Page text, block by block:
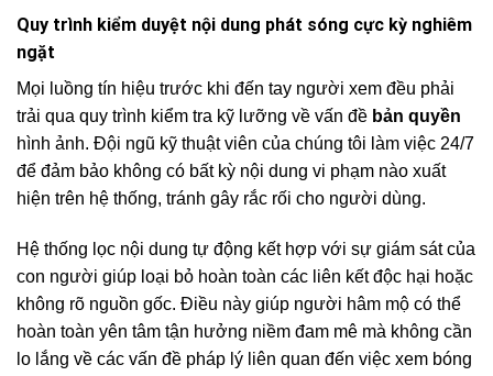
Quy trình kiểm duyệt nội dung phát sóng cực kỳ nghiêm
ngặt
Mọi luồng tín hiệu trước khi đến tay người xem đều phải
trải qua quy trình kiểm tra kỹ lưỡng về vấn đề bản quyền
hình ảnh. Đội ngũ kỹ thuật viên của chúng tôi làm việc 24/7
để đảm bảo không có bất kỳ nội dung vi phạm nào xuất
hiện trên hệ thống, tránh gây rắc rối cho người dùng.
Hệ thống lọc nội dung tự động kết hợp với sự giám sát của
con người giúp loại bỏ hoàn toàn các liên kết độc hại hoặc
không rõ nguồn gốc. Điều này giúp người hâm mộ có thể
hoàn toàn yên tâm tận hưởng niềm đam mê mà không cần
lo lắng về các vấn đề pháp lý liên quan đến việc xem bóng